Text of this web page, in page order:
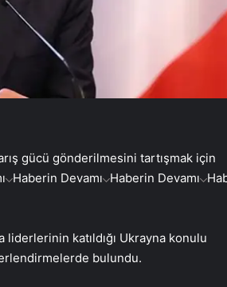
gücü gönderilmesini tartışmak için
Haberin Devamı Haberin Devamı
liderlerinin katıldığı Ukrayna konulu
bulundu.